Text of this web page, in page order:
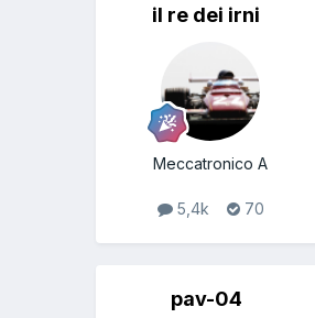
il re dei irni
Meccatronico A
5,4k 70
pav-04